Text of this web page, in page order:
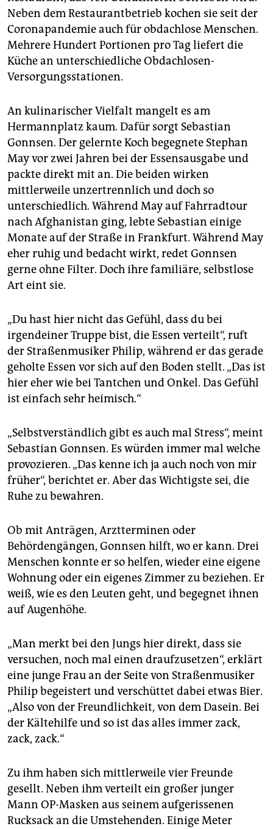
Neben dem Restaurantbetrieb kochen sie seit der
Coronapandemie auch für obdachlose Menschen.
Mehrere Hundert Portionen pro Tag liefert die
Küche an unterschiedliche Obdachlosen-
Versorgungsstationen.
An kulinarischer Vielfalt mangelt es am
Hermannplatz kaum. Dafür sorgt Sebastian
Gonnsen. Der gelernte Koch begegnete Stephan
May vor zwei Jahren bei der Essensausgabe und
packte direkt mit an. Die beiden wirken
mittlerweile unzertrennlich und doch so
unterschiedlich. Während May auf Fahrradtour
nach Afghanistan ging, lebte Sebastian einige
Monate auf der Straße in Frankfurt. Während May
eher ruhig und bedacht wirkt, redet Gonnsen
gerne ohne Filter. Doch ihre familiäre, selbstlose
Art eint sie.
„Du hast hier nicht das Gefühl, dass du bei
irgendeiner Truppe bist, die Essen verteilt“, ruft
der Straßenmusiker Philip, während er das gerade
geholte Essen vor sich auf den Boden stellt. „Das ist
hier eher wie bei Tantchen und Onkel. Das Gefühl
ist einfach sehr heimisch.“
„Selbstverständlich gibt es auch mal Stress“, meint
Sebastian Gonnsen. Es würden immer mal welche
provozieren. „Das kenne ich ja auch noch von mir
früher“, berichtet er. Aber das Wichtigste sei, die
Ruhe zu bewahren.
Ob mit Anträgen, Arztterminen oder
Behördengängen, Gonnsen hilft, wo er kann. Drei
Menschen konnte er so helfen, wieder eine eigene
Wohnung oder ein eigenes Zimmer zu beziehen. Er
weiß, wie es den Leuten geht, und begegnet ihnen
auf Augenhöhe.
„Man merkt bei den Jungs hier direkt, dass sie
versuchen, noch mal einen draufzusetzen“, erklärt
eine junge Frau an der Seite von Straßenmusiker
Philip begeistert und verschüttet dabei etwas Bier.
„Also von der Freundlichkeit, von dem Dasein. Bei
der Kältehilfe und so ist das alles immer zack,
zack, zack.“
Zu ihm haben sich mittlerweile vier Freunde
gesellt. Neben ihm verteilt ein großer junger
Mann OP-Masken aus seinem aufgerissenen
Rucksack an die Umstehenden. Einige Meter